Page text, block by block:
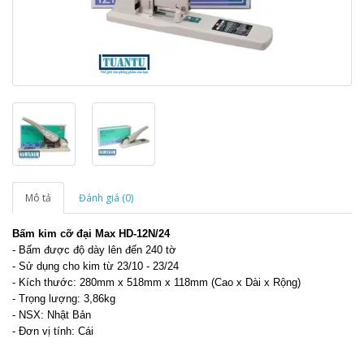
Mô tả Đánh giá (0)
Bấm kim cỡ đại Max HD-12N/24
- Bấm được độ dày lên đến 240 tờ
- Sử dụng cho kim từ 23/10 - 23/24
- Kích thước: 280mm x 518mm x 118mm (Cao x Dài x Rộng)
- Trọng lượng: 3,86kg
- NSX: Nhật Bản
- Đơn vị tính: Cái